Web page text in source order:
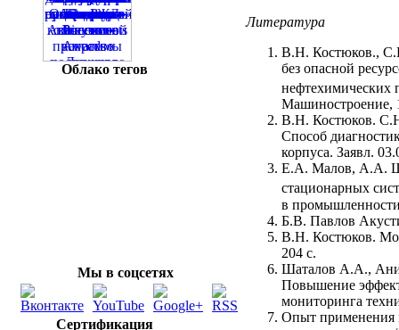
Облако тегов
Мы в соцсетях
Сертификация
Литература
В.Н. Костюков.,
без опасной
Машиностроение,
В.Н. Костюков.
Способ
корпуса. Заявл.
Е.А. Малов, А.А.
стационарных
в
Б.В. Павлов
В.Н. Костюков.
204 с.
Шаталов А.А.,
Повышение
мониторинга
Опыт применения